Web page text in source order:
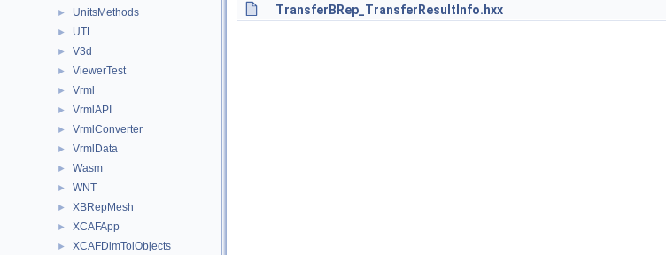
► UnitsMethods
► UTL
► V3d
► ViewerTest
► Vrml
► VrmlAPI
► VrmlConverter
► VrmlData
► Wasm
► WNT
► XBRepMesh
► XCAFApp
► XCAFDimTolObjects
TransferBRep_TransferResultInfo.hxx